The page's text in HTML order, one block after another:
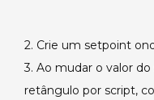
2. Crie um setpoint
3. Ao mudar o valor
retângulo por script,